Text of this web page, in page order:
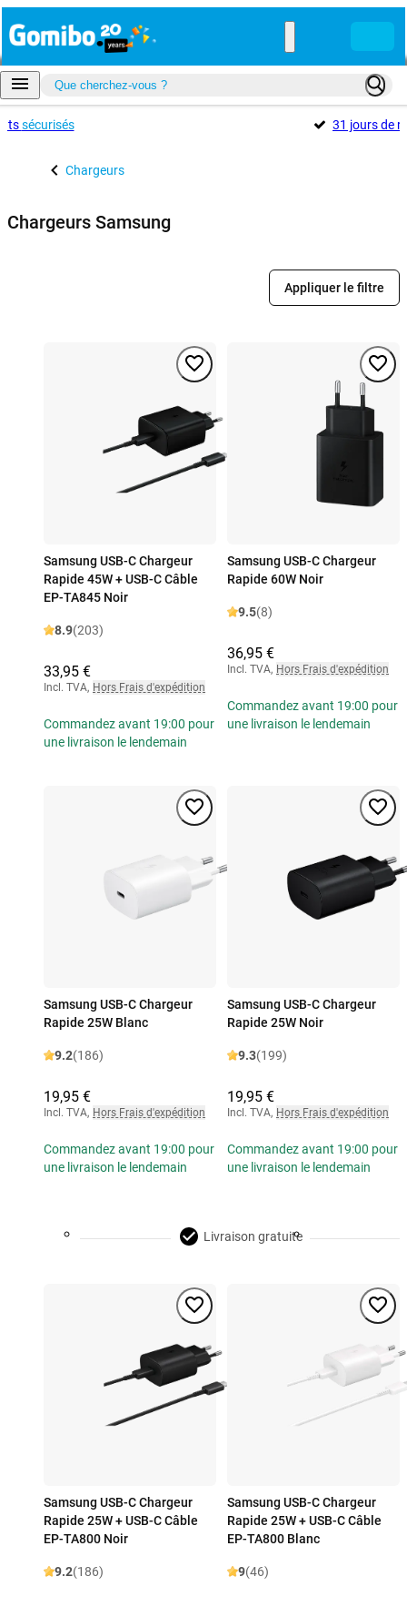
sécurisés 31 jours de
Chargeurs
Chargeurs Samsung
Appliquer le filtre
Samsung USB-C Chargeur
Rapide 45W + USB-C Câble
EP-TA845 Noir
8.9(203)
33,95 €
Incl. TVA, Hors Frais d'expédition
Commandez avant 19:00 pour
une livraison le lendemain
Samsung USB-C Chargeur
Rapide 60W Noir
9.5(8)
36,95 €
Incl. TVA, Hors Frais d'expédition
Commandez avant 19:00 pour
une livraison le lendemain
Samsung USB-C Chargeur
Rapide 25W Blanc
9.2(186)
19,95 €
Incl. TVA, Hors Frais d'expédition
Commandez avant 19:00 pour
une livraison le lendemain
Samsung USB-C Chargeur
Rapide 25W Noir
9.3(199)
19,95 €
Incl. TVA, Hors Frais d'expédition
Commandez avant 19:00 pour
une livraison le lendemain
Livraison gratuite
Samsung USB-C Chargeur
Rapide 25W + USB-C Câble
EP-TA800 Noir
9.2(186)
Samsung USB-C Chargeur
Rapide 25W + USB-C Câble
EP-TA800 Blanc
9(46)